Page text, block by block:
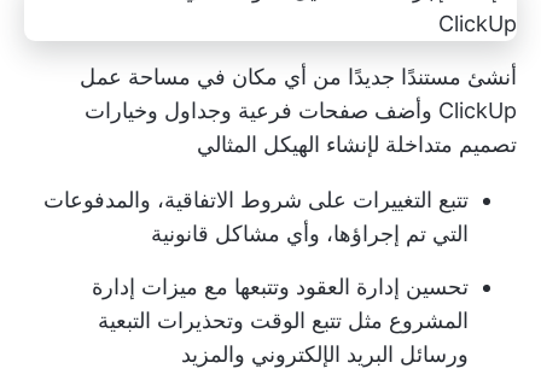
أنشئ مستندًا جديدًا من أي مكان في مساحة عمل
ClickUp وأضف صفحات فرعية وجداول وخيارات
تصميم متداخلة لإنشاء الهيكل المثالي
تتبع التغييرات على شروط الاتفاقية، والمدفوعات
التي تم إجراؤها، وأي مشاكل قانونية
تحسين إدارة العقود وتتبعها مع ميزات إدارة
المشروع مثل تتبع الوقت وتحذيرات التبعية
ورسائل البريد الإلكتروني والمزيد